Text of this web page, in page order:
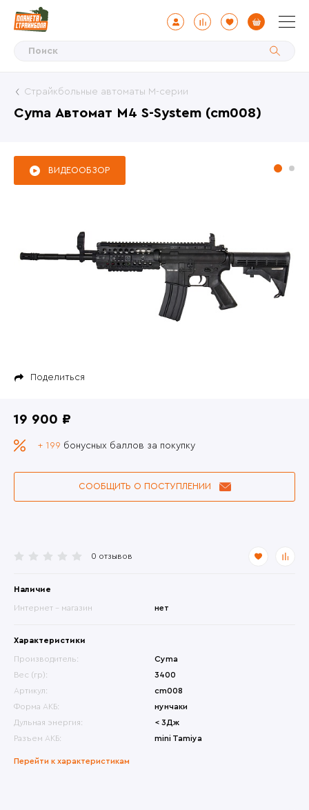
Cyma Автомат M4 S-System (cm008)
Страйкбольные автоматы М-серии
Поделиться
ВИДЕООБЗОР
0 отзывов
Наличие
Интернет - магазин нет
Характеристики
Производитель:
Cyma
Вес (гр):
3400
Артикул:
cm008
Форма АКБ:
нунчаки
Дульная энергия:
< 3Дж
Разъем АКБ:
mini Tamiya
Перейти к характеристикам
19 900 ₽
+ 199 бонусных баллов за покупку
СООБЩИТЬ О ПОСТУПЛЕНИИ